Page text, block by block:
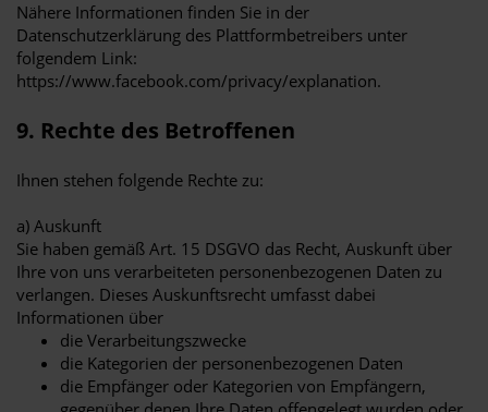
Nähere Informationen finden Sie in der
Datenschutzerklärung des Plattformbetreibers unter
folgendem Link:
https://www.facebook.com/privacy/explanation.
9. Rechte des Betroffenen
Ihnen stehen folgende Rechte zu:
a) Auskunft
Sie haben gemäß Art. 15 DSGVO das Recht, Auskunft über
Ihre von uns verarbeiteten personenbezogenen Daten zu
verlangen. Dieses Auskunftsrecht umfasst dabei
Informationen über
die Verarbeitungszwecke
die Kategorien der personenbezogenen Daten
die Empfänger oder Kategorien von Empfängern,